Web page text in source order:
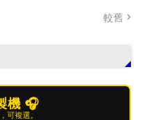
較舊
機 🎧
可複選。